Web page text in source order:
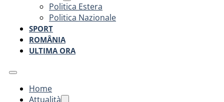
Politica Estera
Politica Nazionale
SPORT
ROMÂNIA
ULTIMA ORA
Home
Attualità